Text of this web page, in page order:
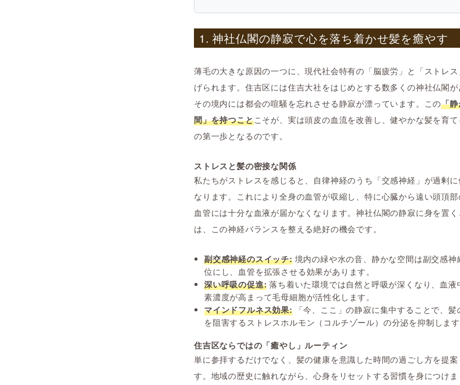
1. 神社仏閣の静寂で心を落ち着かせ髪を癒やす
薄毛の大きな原因の一つに、現代社会特有の「脳疲労」と「ストレス
げられます。住吉区には住吉大社をはじめとする数多くの神社仏閣が
その境内には都会の喧騒を忘れさせる静寂が漂っています。この「
間」を持つことこそが、実は頭皮の血流を改善し、健やかな髪を育て
の第一歩となるのです。
ストレスと髪の密接な関係
私たちがストレスを感じると、自律神経のうち「交感神経」が過剰に
なります。これにより全身の血管が収縮し、特に心臓から遠い頭頂部
血管には十分な血液が届かなくなります。神社仏閣の静寂に身を置く
は、この神経バランスを整える絶好の機会です。
副交感神経のスイッチ:境内の緑や水の音、静かな空間は副交感神
位にし、血管を拡張させる効果があります。
深い呼吸の促進: 落ち着いた環境では自然と呼吸が深くなり、血液
素濃度が高まって毛母細胞が活性化します。
マインドフルネス効果:「今、ここ」の静寂に集中することで、髪
を阻害するストレスホルモン（コルチゾール）の分泌を抑制します
住吉区ならではの「癒やし」ルーティン
単に参拝するだけでなく、髪の健康を意識した時間の過ごし方を提案
す。地域の歴史に触れながら、心身をリセットする習慣を身につけま